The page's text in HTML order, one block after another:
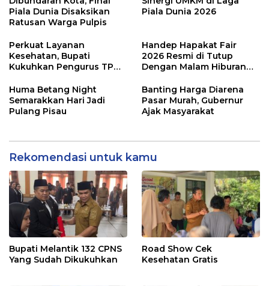
Piala Dunia Disaksikan
Ratusan Warga Pulpis
Piala Dunia 2026
Perkuat Layanan
Kesehatan, Bupati
Kukuhkan Pengurus TP
Handep Hapakat Fair
2026 Resmi di Tutup
Dengan Malam Hiburan
Huma Betang Night
Semarakkan Hari Jadi
Pulang Pisau
Banting Harga Diarena
Pasar Murah, Gubernur
Ajak Masyarakat
Rekomendasi untuk kamu
Bupati Melantik 132 CPNS
Yang Sudah Dikukuhkan
Road Show Cek
Kesehatan Gratis